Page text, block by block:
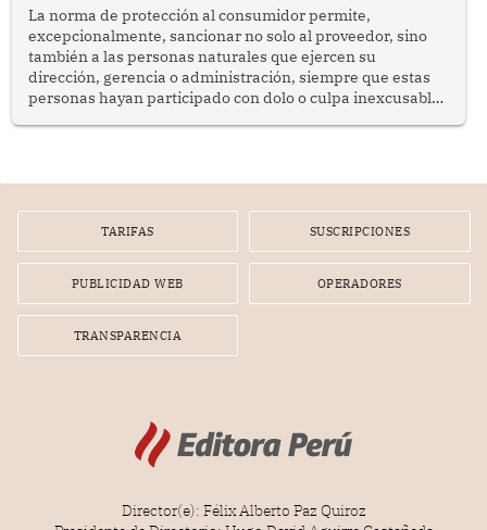
La norma de protección al consumidor permite,
excepcionalmente, sancionar no solo al proveedor, sino
también a las personas naturales que ejercen su
dirección, gerencia o administración, siempre que estas
personas hayan participado con dolo o culpa inexcusable
por la frustrada realización de un meet and greet con
TARIFAS SUSCRIPCIONES
PUBLICIDAD WEB OPERADORES
TRANSPARENCIA
Director(e): Félix Alberto Paz Quiroz